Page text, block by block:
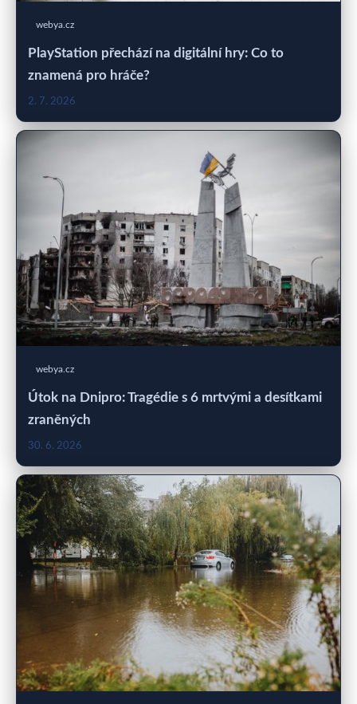
webya.cz
PlayStation přechází na digitální hry: Co to
znamená pro hráče?
2. 7. 2026
webya.cz
Útok na Dnipro: Tragédie s 6 mrtvými a desítkami
zraněných
30. 6. 2026